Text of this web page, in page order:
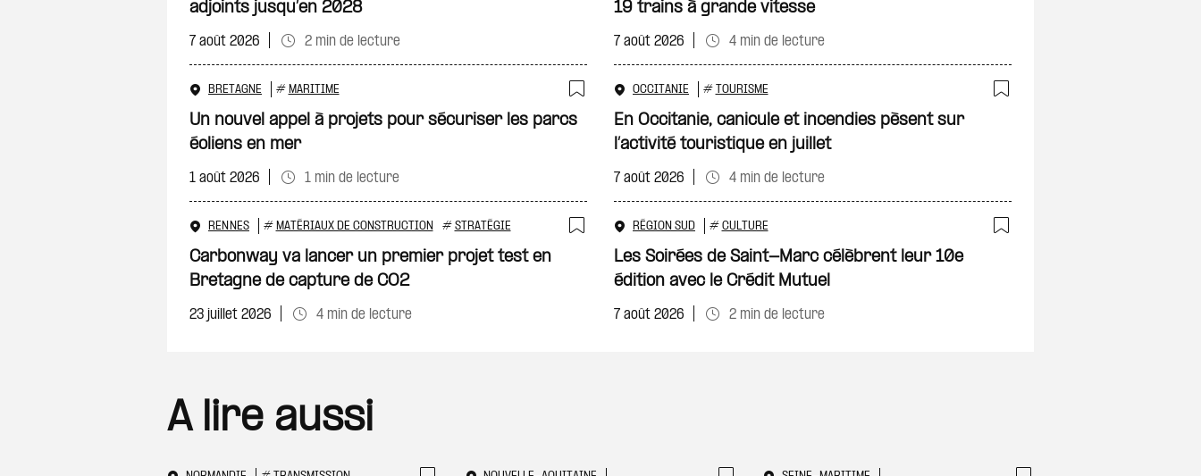
adjoints jusqu’en 2028
7 août 2026 2 min de lecture
BRETAGNE # MARITIME
Ajouter à ma sélection
Un nouvel appel à projets pour sécuriser les parcs
éoliens en mer
1 août 2026 1 min de lecture
RENNES # MATÉRIAUX DE CONSTRUCTION # STRATÉGIE
Ajouter à ma sélection
Carbonway va lancer un premier projet test en
Bretagne de capture de CO2
23 juillet 2026 4 min de lecture
19 trains à grande vitesse
7 août 2026 4 min de lecture
OCCITANIE # TOURISME
En Occitanie, canicule et incendies pèsent sur
l’activité touristique en juillet
7 août 2026 4 min de lecture
RÉGION SUD # CULTURE
Les Soirées de Saint-Marc célèbrent leur 10e
édition avec le Crédit Mutuel
7 août 2026 2 min de lecture
A lire aussi